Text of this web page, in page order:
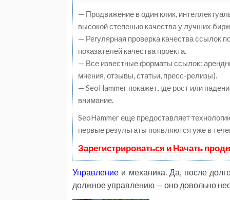
— Продвижение в один клик,
высокой степенью качества у лучших
— Регулярная проверка качества ссылок
показателей качества проекта.
— Все известные форматы ссылок:
мнения, отзывы, статьи, пресс-релизы).
— SeoHammer покажет, где рост или
внимание.
SeoHammer еще предоставляет
первые результаты появляются уже в
Зарегистрироваться и Начать
Управление и механика. Да, после
должное управлению — оно довольно